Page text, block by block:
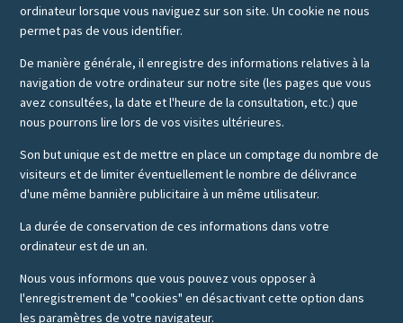
ordinateur lorsque vous naviguez sur son site. Un cookie ne nous
permet pas de vous identifier.
De manière générale, il enregistre des informations relatives à la
navigation de votre ordinateur sur notre site (les pages que vous
avez consultées, la date et l'heure de la consultation, etc.) que
nous pourrons lire lors de vos visites ultérieures.
Son but unique est de mettre en place un comptage du nombre de
visiteurs et de limiter éventuellement le nombre de délivrance
d'une même bannière publicitaire à un même utilisateur.
La durée de conservation de ces informations dans votre
ordinateur est de un an.
Nous vous informons que vous pouvez vous opposer à
l'enregistrement de "cookies" en désactivant cette option dans
les paramètres de votre navigateur.